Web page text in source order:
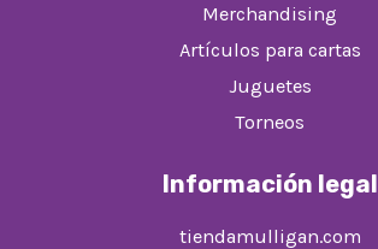
Merchandising
Artículos para cartas
Juguetes
Torneos
Información legal
tiendamulligan.com